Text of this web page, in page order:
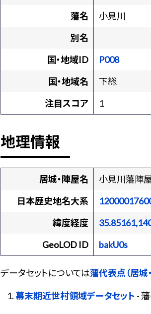
藩名
小見川
別名
国・地域ID
P008
国・地域名
下総
注目スコア
1
地理情報
居城・陣屋名
小見川藩陣
日本歴史地名大系
緯度経度
GeoLOD ID
bakU0s
データセットについては藩代表点（居城
幕末期近世村領域データセット -